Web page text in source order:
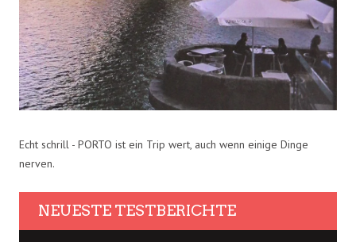
Echt schrill - PORTO ist ein Trip wert, auch wenn einige Dinge
nerven.
NEUESTE TESTBERICHTE